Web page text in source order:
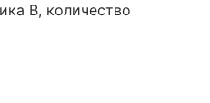
B, количество